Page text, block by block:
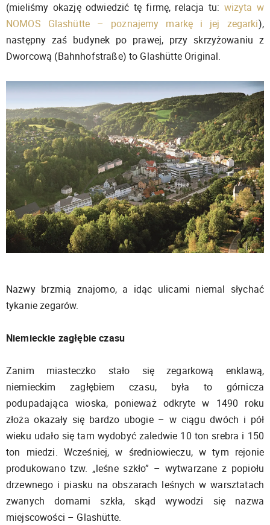
(mieliśmy okazję odwiedzić tę firmę, relacja tu: wizyta w
NOMOS Glashütte – poznajemy markę i jej zegarki),
następny zaś budynek po prawej, przy skrzyżowaniu z
Dworcową (Bahnhofstraße) to Glashütte Original.
Nazwy brzmią znajomo, a idąc ulicami niemal słychać
tykanie zegarów.
Niemieckie zagłębie czasu
Zanim miasteczko stało się zegarkową enklawą,
niemieckim zagłębiem czasu, była to górnicza
podupadająca wioska, ponieważ odkryte w 1490 roku
złoża okazały się bardzo ubogie – w ciągu dwóch i pół
wieku udało się tam wydobyć zaledwie 10 ton srebra i 150
ton miedzi. Wcześniej, w średniowieczu, w tym rejonie
produkowano tzw. „leśne szkło” – wytwarzane z popiołu
drzewnego i piasku na obszarach leśnych w warsztatach
zwanych domami szkła, skąd wywodzi się nazwa
miejscowości – Glashütte.